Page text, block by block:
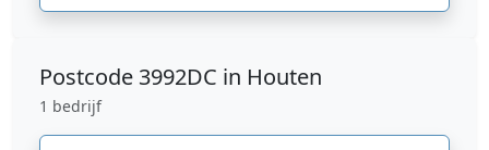
Postcode 3992DC in Houten
1 bedrijf